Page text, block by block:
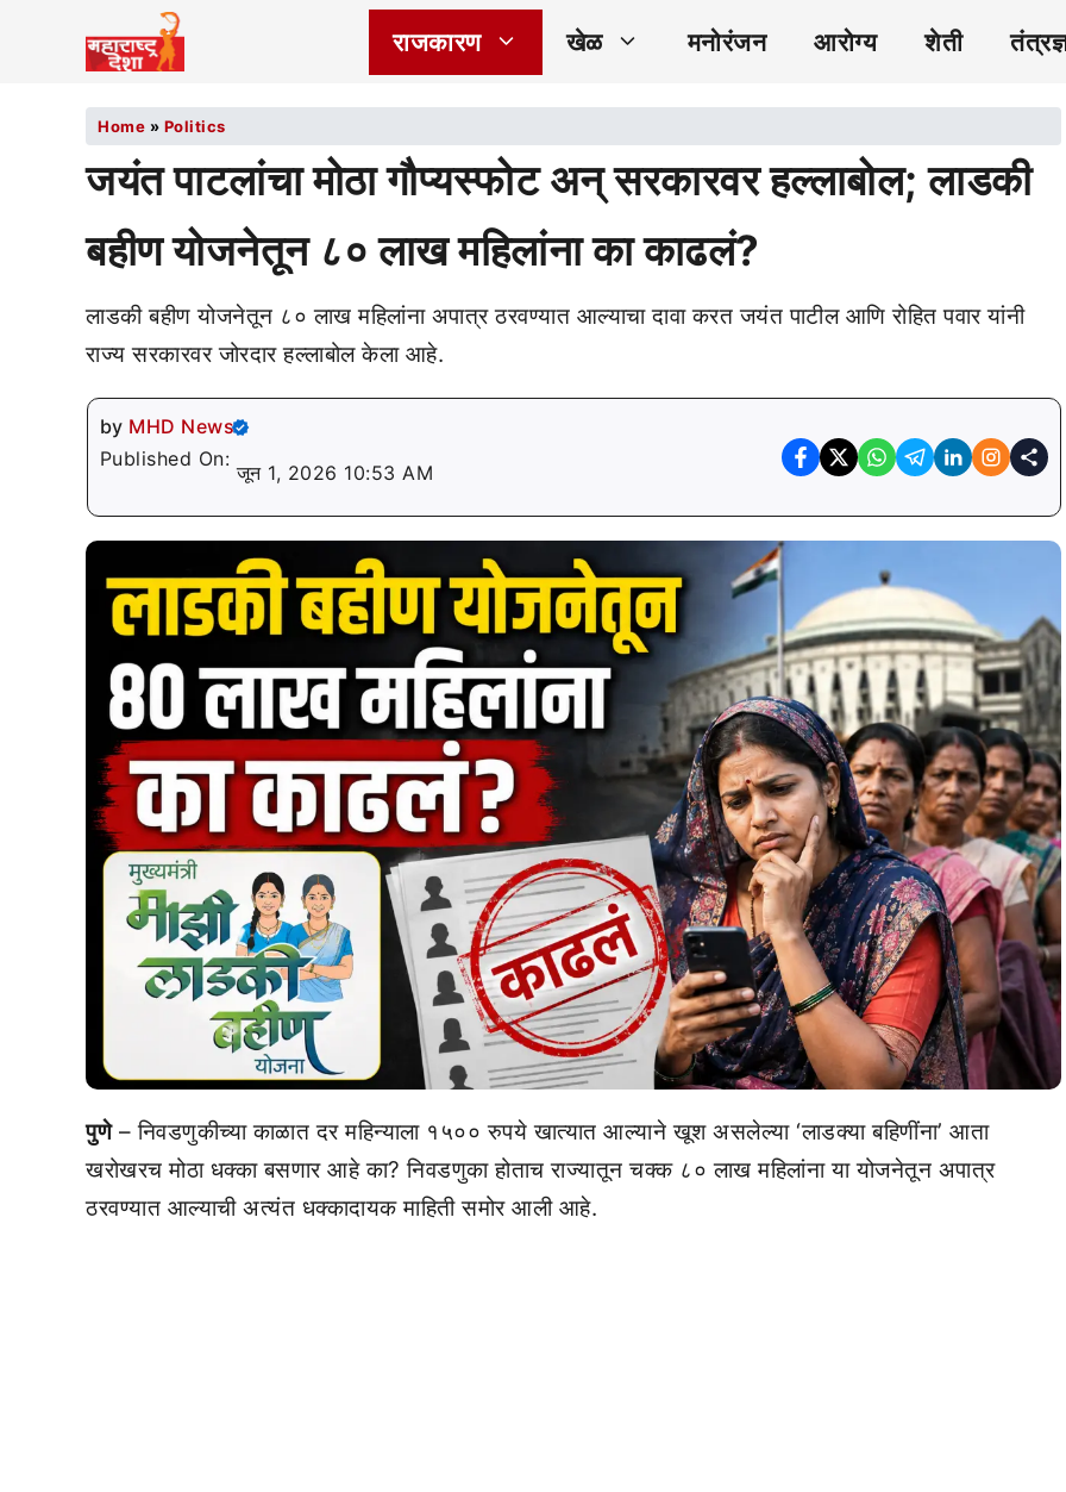
राजकारण खेळ मनोरंजन आरोग्य शेती
Home » Politics
जयंत पाटलांचा मोठा गौप्यस्फोट अन् सरकारवर हल्लाबोल; लाडकी
बहीण योजनेतून ८० लाख महिलांना का काढलं?
लाडकी बहीण योजनेतून ८० लाख महिलांना अपात्र ठरवण्यात आल्याचा दावा करत जयंत पाटील आणि रोहित पवार यांनी
राज्य सरकारवर जोरदार हल्लाबोल केला आहे.
by MHD News
Published On:
जून 1, 2026 10:53 AM
पुणे– निवडणुकीच्या काळात दर महिन्याला १५०० रुपये खात्यात आल्याने खूश असलेल्या ‘लाडक्या बहिणींना’ आता
खरोखरच मोठा धक्का बसणार आहे का? निवडणुका होताच राज्यातून चक्क ८० लाख महिलांना या योजनेतून अपात्र
ठरवण्यात आल्याची अत्यंत धक्कादायक माहिती समोर आली आहे.